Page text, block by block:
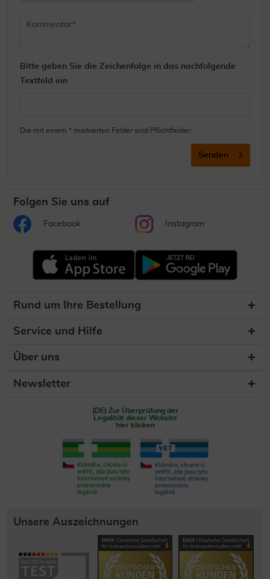
Bitte geben Sie die Zeichenfolge in das nachfolgende
Textfeld ein
Die mit einem * markierten Felder sind Pflichtfelder.
Senden
Folgen Sie uns auf
Facebook Instagram
Rund um Ihre Bestellung
Service und Hilfe
Über uns
Newsletter
(DE) Zur Überprüfung der
Legalität dieser Website
hier klicken
Unsere Auszeichnungen